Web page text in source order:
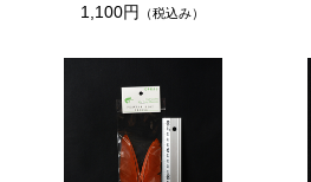
1,100円 （税込み）